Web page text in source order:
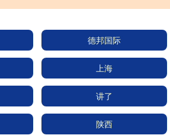
德邦国际
上海
讲了
陕西